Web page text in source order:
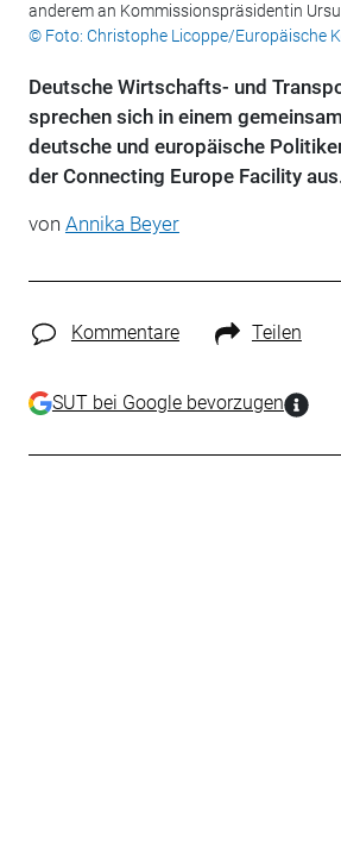
anderem an Kommissionspräsidentin
© Foto: Christophe Licoppe/Europäische
Deutsche Wirtschafts- und
sprechen sich in einem
deutsche und europäische
der Connecting Europe Facility
von Annika Beyer
Kommentare Teilen
SUT bei Google bevorzugen